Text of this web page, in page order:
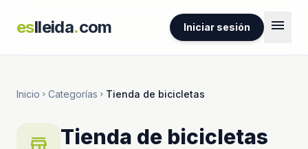
eslleida.com Iniciar sesión menu
Inicio chevron_right Categorías chevron_right Tienda de bicicletas
Tienda de bicicletas